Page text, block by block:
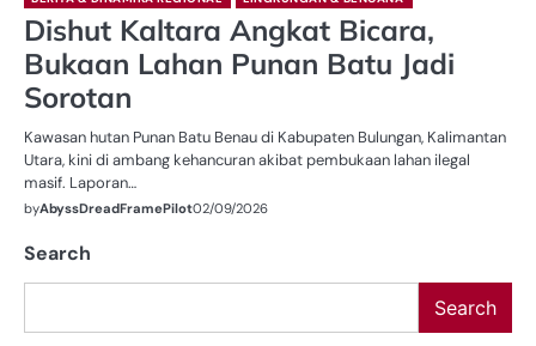
Dishut Kaltara Angkat Bicara,
Bukaan Lahan Punan Batu Jadi
Sorotan
Kawasan hutan Punan Batu Benau di Kabupaten Bulungan, Kalimantan
Utara, kini di ambang kehancuran akibat pembukaan lahan ilegal
masif. Laporan…
byAbyssDreadFramePilot02/09/2026
Search
Search